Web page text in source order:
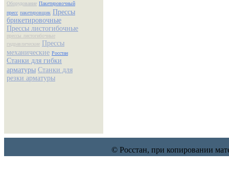
Оборудование Пакетировочный
пресс пакетировщик Прессы
брикетировочные
Прессы листогибочные
прессы листогибочные
гидравлические Прессы
механические Росстан
Станки для гибки
арматуры Станки для
резки арматуры
© Росстан, при копировании